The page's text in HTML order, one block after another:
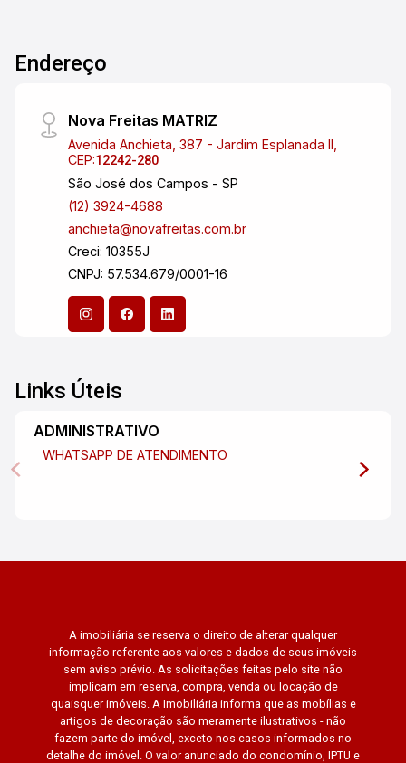
Endereço
Nova Freitas MATRIZ
Avenida Anchieta, 387 - Jardim Esplanada II,
CEP:12242-280
São José dos Campos - SP
(12) 3924-4688
anchieta@novafreitas.com.br
Creci: 10355J
CNPJ: 57.534.679/0001-16
Links Úteis
ADMINISTRATIVO
WHATSAPP DE ATENDIMENTO
A imobiliária se reserva o direito de alterar qualquer
informação referente aos valores e dados de seus imóveis
sem aviso prévio. As solicitações feitas pelo site não
implicam em reserva, compra, venda ou locação de
quaisquer imóveis. A Imobiliária informa que as mobílias e
artigos de decoração são meramente ilustrativos - não
fazem parte do imóvel, exceto nos casos informados no
detalhe do imóvel. O valor anunciado do condomínio, IPTU e